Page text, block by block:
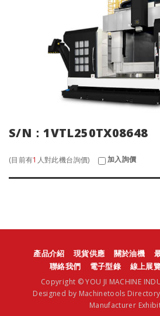
S/N：1VTL250TX08648
(目前有1 人對此機台詢價) 加入詢價
產品介紹 現貨供應 關於油機
聯絡我們
電子型錄 線上展
Copyright © YOU JI MACHINE
Designed by Machinetools Directory
Manufacturer